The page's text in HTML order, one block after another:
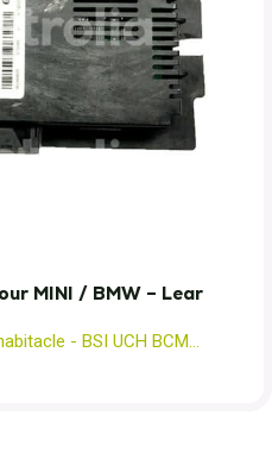
MINI / BMW – Lear
- BSI UCH BCM...